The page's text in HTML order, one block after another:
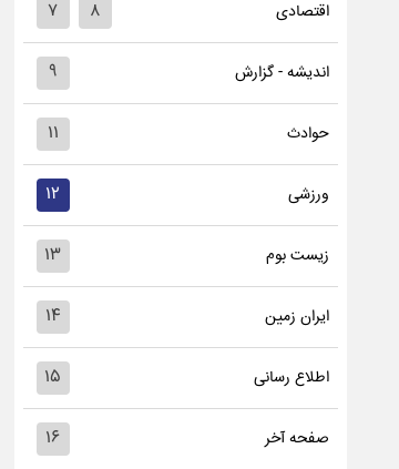
اقتصادی ۷ ۸
اندیشه - گزارش ۹
حوادث ۱۱
ورزشی ۱۲
زیست بوم ۱۳
ایران زمین ۱۴
اطلاع رسانی ۱۵
صفحه آخر ۱۶